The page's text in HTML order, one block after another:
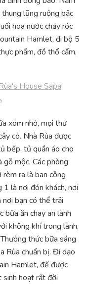
lũng ruộng bậc
hoa nước chảy róc
Hamlet, đi bộ 5
phẩm, đồ thổ cẩm,
xóm nhỏ, mọi thứ
cỏ. Nhà Rùa được
bếp, tủ quần áo cho
mộc. Các phòng
ra là ban công
là nơi đón khách, nơi
nơi bạn có thể trải
bữa ăn chay an lành
không khí trong lành,
thức bữa sáng
Rùa chuẩn bị. Đi dạo
Hamlet, để được
sinh hoạt rất đời